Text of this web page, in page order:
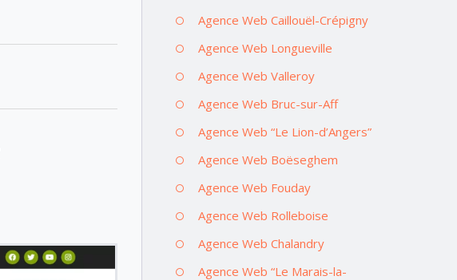
Agence Web Caillouël-Crépigny
Agence Web Longueville
Agence Web Valleroy
Agence Web Bruc-sur-Aff
Agence Web “Le Lion-d’Angers”
Agence Web Boëseghem
Agence Web Fouday
Agence Web Rolleboise
Agence Web Chalandry
Agence Web “Le Marais-la-